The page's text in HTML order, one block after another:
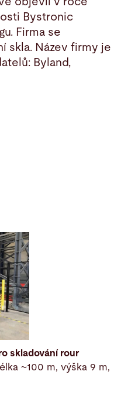
Bystronic
Firma se
skla. Název firmy je
Byland,
skladování rour
~100 m, výška 9 m,